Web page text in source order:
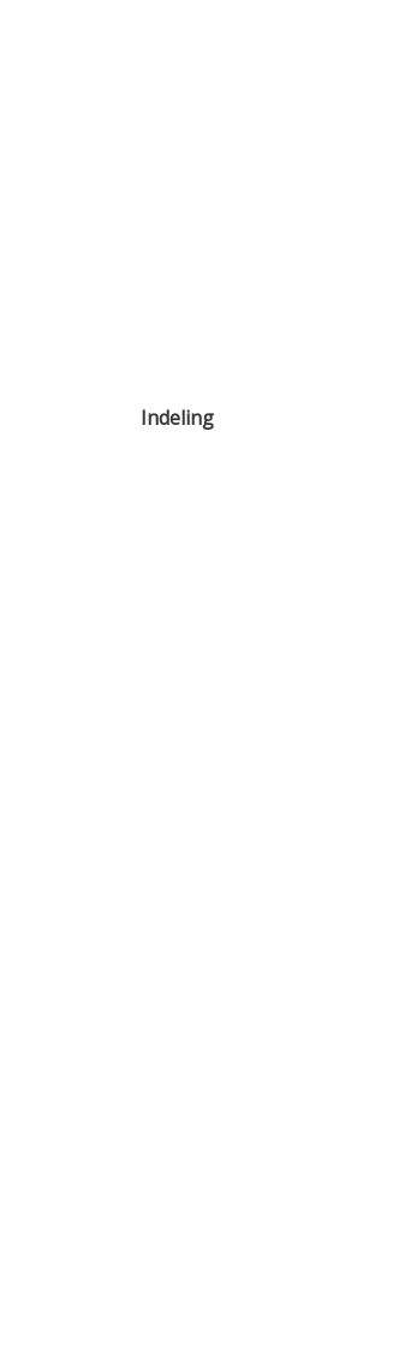
Indeling